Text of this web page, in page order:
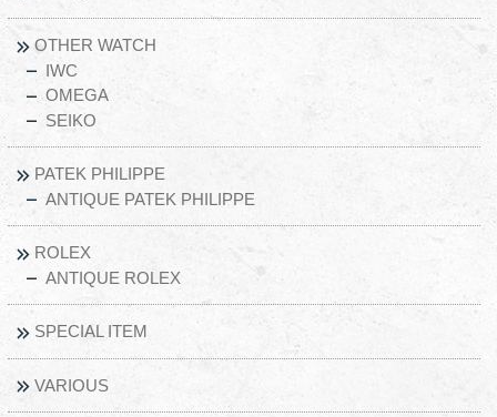
OTHER WATCH
IWC
OMEGA
SEIKO
PATEK PHILIPPE
ANTIQUE PATEK PHILIPPE
ROLEX
ANTIQUE ROLEX
SPECIAL ITEM
VARIOUS